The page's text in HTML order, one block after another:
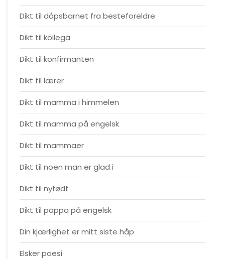
Dikt til dåpsbarnet fra besteforeldre
Dikt til kollega
Dikt til konfirmanten
Dikt til lærer
Dikt til mamma i himmelen
Dikt til mamma på engelsk
Dikt til mammaer
Dikt til noen man er glad i
Dikt til nyfødt
Dikt til pappa på engelsk
Din kjærlighet er mitt siste håp
Elsker poesi